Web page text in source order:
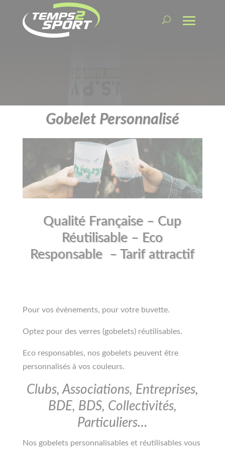
Gobelet Personnalisé
Qualité Française – Cup
Réutilisable – Eco
Responsable – Tarif attractif
Pour vos évènements, pour votre buvette.
Optez pour des verres (gobelets) réutilisables.
Eco responsables, nos gobelets peuvent être
personnalisés à vos couleurs.
Clubs, Associations, Entreprises,
BDE, BDS, Collectivités,
Particuliers…
Nos gobelets personnalisables et réutilisables vous